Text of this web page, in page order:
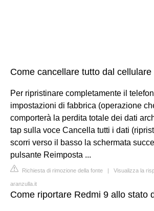
Come cancellare tutto dal cellulare
Per ripristinare completamente il
impostazioni di fabbrica (operazione
comporterà la perdita totale dei dati
tap sulla voce Cancella tutti i dati
scorri verso il basso la schermata
pulsante Reimposta ...
Richiesta di rimozione della fonte | Visualizza la
aranzulla.it
Come riportare Redmi 9 allo stato